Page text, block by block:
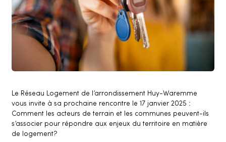
Le Réseau Logement de l’arrondissement Huy-Waremme
vous invite à sa prochaine rencontre le 17 janvier 2025 :
Comment les acteurs de terrain et les communes peuvent-ils
s’associer pour répondre aux enjeux du territoire en matière
de logement?